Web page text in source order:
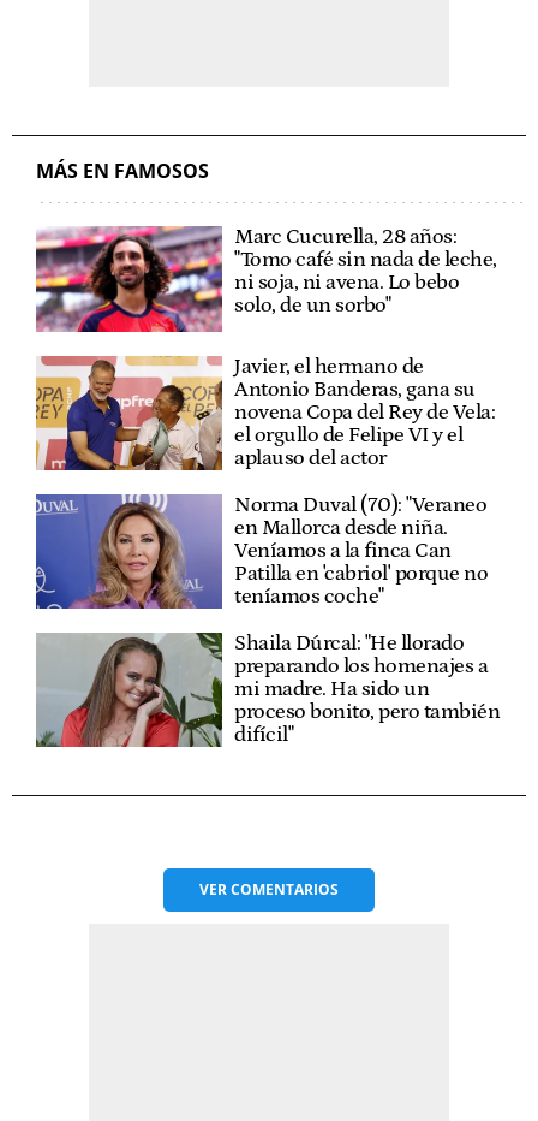
MÁS EN FAMOSOS
Marc Cucurella, 28 años:
"Tomo café sin nada de leche,
ni soja, ni avena. Lo bebo
solo, de un sorbo"
Javier, el hermano de
Antonio Banderas, gana su
novena Copa del Rey de Vela:
el orgullo de Felipe VI y el
aplauso del actor
Norma Duval (70): "Veraneo
en Mallorca desde niña.
Veníamos a la finca Can
Patilla en 'cabriol' porque no
teníamos coche"
Shaila Dúrcal: "He llorado
preparando los homenajes a
mi madre. Ha sido un
proceso bonito, pero también
difícil"
VERCOMENTARIOS